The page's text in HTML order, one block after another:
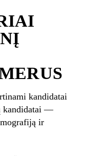
kandidatai
kandidatai —
ir